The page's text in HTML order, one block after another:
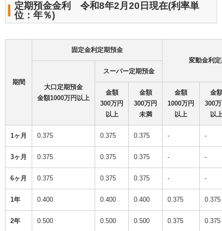
定期預金金利 令和8年2月20日現在(利率単
位：年％)
期間
固定金利定期預金
変動金利
大口定期預金
金額1000万円以上
スーパー定期預金
金額
300万円
以上
金額
300万円
未満
金額
1000万円
以上
金
300
以
1ヶ月 0.375 0.375 0.375 - -
3ヶ月 0.375 0.375 0.375 - -
6ヶ月 0.375 0.375 0.375 - -
1年 0.400 0.400 0.400 0.375 0.375
2年 0.500 0.500 0.500 0.375 0.375